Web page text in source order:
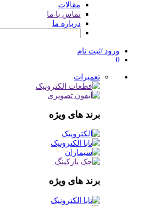
مقالات
تماس با ما
درباره ما
ورود /ثبت نام
0
تعمیرات
برند های ویژه
برند های ویژه